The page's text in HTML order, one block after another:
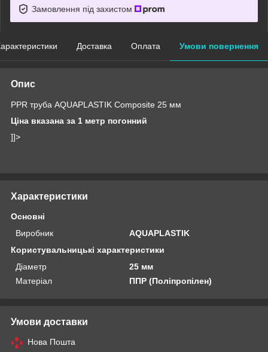
Замовлення під захистом
Доставка Оплата Умови повернення
Опис
PPR труба AQUAPLASTIK Composite 25 мм
Ціна вказана за 1 метр погонний
]]>
Характеристики
Основні
Виробник
AQUAPLASTIK
Користувальницькі характеристики
Діаметр
25 мм
Матеріал
ППР (Поліпропілен)
Умови доставки
Нова Пошта